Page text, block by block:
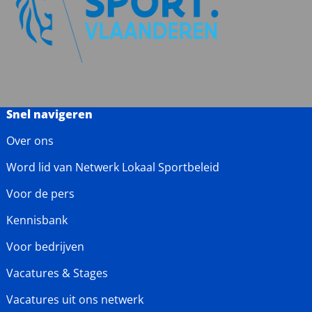
Snel navigeren
Over ons
Word lid van Netwerk Lokaal Sportbeleid
Voor de pers
Kennisbank
Voor bedrijven
Vacatures & Stages
Vacatures uit ons netwerk